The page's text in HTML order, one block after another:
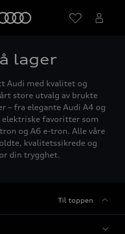
lager
Audi med kvalitet og
store utvalg av brukte
– fra elegante Audi A4 og
favoritter som
og A6 e-tron. Alle våre
kvalitetssikrede og
din trygghet.
Til toppen